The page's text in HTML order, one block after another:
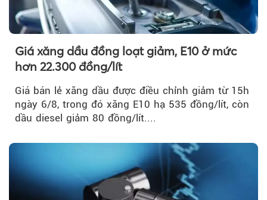
Giá xăng dầu đồng loạt giảm, E10 ở mức
hơn 22.300 đồng/lít
Giá bán lẻ xăng dầu được điều chỉnh giảm từ 15h
ngày 6/8, trong đó xăng E10 hạ 535 đồng/lít, còn
dầu diesel giảm 80 đồng/lít....